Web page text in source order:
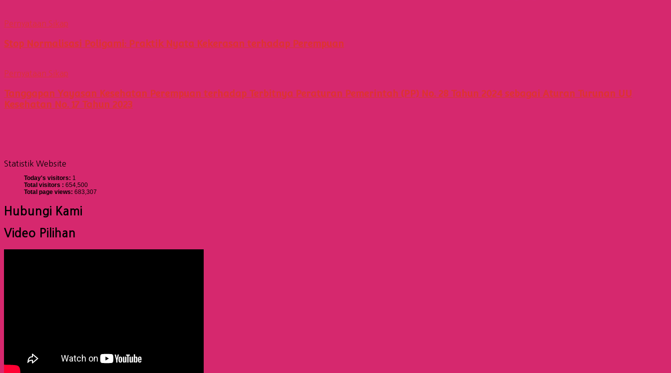
Pernyataan Sikap
Stop Normalisasi Poligami: Praktik Nyata Kekerasan terhadap Perempuan
Pernyataan Sikap
Tanggapan Yayasan Kesehatan Perempuan terhadap Terbitnya Peraturan Pemerintah (PP) No. 28 Tahun 2024 sebagai Aturan Turunan UU
Kesehatan No. 17 Tahun 2023
Statistik Website
Today's visitors: 1
Total visitors : 654,500
Total page views: 683,307
Hubungi Kami
Video Pilihan